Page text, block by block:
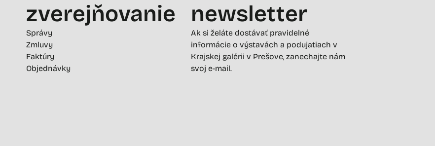
zverejňovanie
Správy
Zmluvy
Faktúry
Objednávky
newsletter
Ak si želáte dostávať pravidelné
informácie o výstavách a podujatiach v
Krajskej galérii v Prešove, zanechajte nám
svoj e-mail.